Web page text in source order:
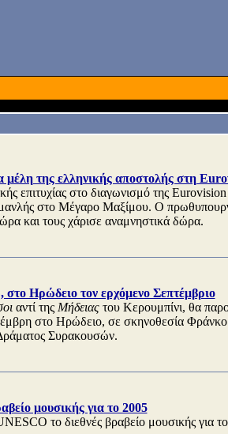
της ελληνικής αποστολής στη
επιτυχίας στο διαγωνισμό της
στο Μέγαρο Μαξίμου. Ο
και τους χάρισε αναμνηστικά δώρα.
Ηρώδειο τον ερχόμενο Σεπτέμβριο
αντί της Μήδειας του Κερουμπίνι, θα
στο Ηρώδειο, σε σκηνοθεσία Φράνκο
Συρακουσών.
μουσικής για το 2005
το διεθνές βραβείο μουσικής για